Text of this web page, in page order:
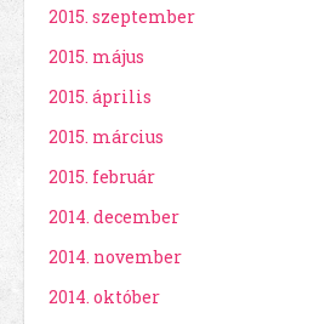
2015. szeptember
2015. május
2015. április
2015. március
2015. február
2014. december
2014. november
2014. október